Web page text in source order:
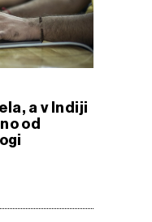
a v Indiji
od